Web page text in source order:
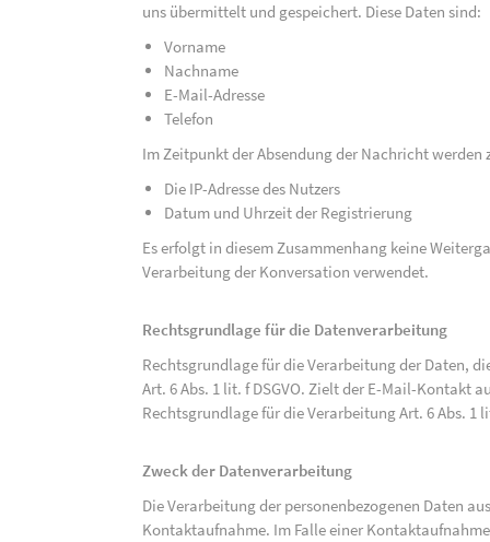
uns übermittelt und gespeichert. Diese Daten sind:
Vorname
Nachname
E-Mail-Adresse
Telefon
Im Zeitpunkt der Absendung der Nachricht werden
Die IP-Adresse des Nutzers
Datum und Uhrzeit der Registrierung
Es erfolgt in diesem Zusammenhang keine
Verarbeitung der Konversation verwendet.
Rechtsgrundlage für die Datenverarbeitung
Rechtsgrundlage für die Verarbeitung der Daten,
Art. 6 Abs. 1 lit. f DSGVO. Zielt der E-Mail-Kontakt
Rechtsgrundlage für die Verarbeitung Art. 6 Abs. 1
Zweck der Datenverarbeitung
Die Verarbeitung der personenbezogenen Daten
Kontaktaufnahme. Im Falle einer